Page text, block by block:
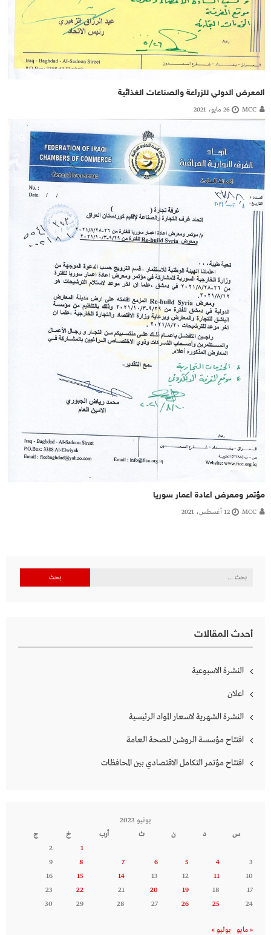
المعرض الدولي للزراعة والصناعات الغذائية
MCC 26 مايو، 2021
مؤتمر ومعرض اعادة اعمار سوريا
MCC 12 أغسطس، 2021
البحث
أحدث المقالات
النشرة الاسبوعية
اعلان
النشرة الشهرية لاسعار المواد الرئيسية
افتتاح مؤسسة الروشن للصحة العامة
افتتاح مؤتمر التكامل الاقتصادي بين المحافظات
يونيو 2023
س
د ن ث أرب خ
ج
1
2
3
4
5
6
7
8
9
10
11
12
13
14
15
16
17
18
19
20
21
22
23
24
25
26
27
28
29
30
« مايو يوليو »